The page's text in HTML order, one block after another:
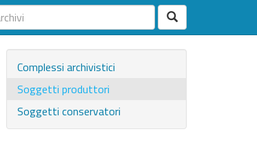
Complessi archivistici
Soggetti produttori
Soggetti conservatori